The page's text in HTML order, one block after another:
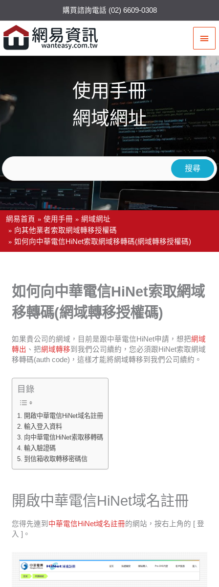
購買諮詢電話 (02) 6609-0308
主
要
選
使用手冊
網域網址
網易首頁 使用手冊
網域網址
向其他業者索取網域轉移授權碼
如何向中華電信HiNet索取網域移轉碼(網域轉移授權碼)
如何向中華電信HiNet索取網域
移轉碼(網域轉移授權碼)
如果貴公司的網域，目前是跟中華電信HiNet申請，想把網域
轉出 、把網域轉移到我們公司續約，您必須跟HiNet索取網域
移轉碼(auth code)，這樣才能將網域轉移到我們公司續約。
目錄
開啟中華電信HiNet域名註冊
輸入登入資料
向中華電信HiNet索取移轉碼
輸入驗證碼
到信箱收取轉移密碼信
開啟中華電信HiNet域名註冊
您得先連到 中華電信HiNet域名註冊的網站，按右上角的 [ 登
入 ]。